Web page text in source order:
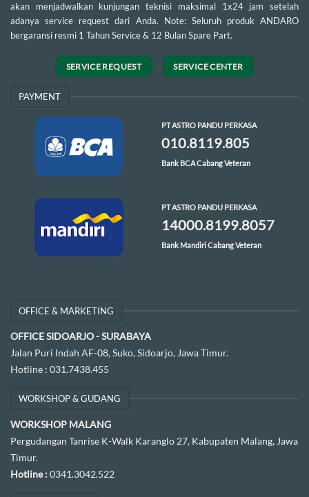
akan menjadwalkan kunjungan teknisi maksimal 1x24 jam setelah
adanya service request dari Anda. Note: Seluruh produk ANDARO
bergaransi resmi 1 Tahun Service & 12 Bulan Spare Part.
SERVICE REQUEST SERVICE CENTER
PAYMENT
PT ASTRO PANDU PERKASA
010.8119.805
Bank BCA Cabang Veteran
PT ASTRO PANDU PERKASA
14000.8199.8057
Bank Mandiri Cabang Veteran
OFFICE & MARKETING
OFFICE SIDOARJO - SURABAYA
Jalan Puri Indah AF-08, Suko, Sidoarjo, Jawa Timur.
Hotline : 031.7438.455
WORKSHOP & GUDANG
WORKSHOP MALANG
Pergudangan Tanrise K-Walk Karanglo 27, Kabupaten Malang, Jawa
Timur.
Hotline :0341.3042.522